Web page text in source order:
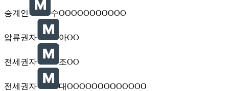
승계인 수OOOOOOOOOOO
압류권자 아OO
전세권자 조OO
전세권자 대OOOOOOOOOOOOO